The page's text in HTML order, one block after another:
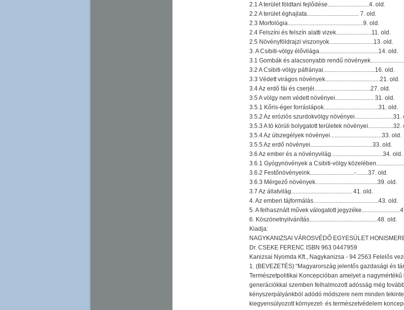
2.1 A terület földtani fejlődése............................4. old.
2.2 A terület éghajlata................................... 7. old.
2.3 Morfológia...................................................9. old.
2.4 Felszíni és felszín alatti vizek........................11. old.
2.5 Növényföldrajzi viszonyok..............................13. old.
3. A Csibiti-völgy élővilága........................................14. old.
3.1 Gombák és alacsonyabb rendű
3.2 A Csibiti-völgy páfrányai...................................16. old.
3.3 Védett virágos növények.....................................21. old.
3.4 Az erdő fái és cserjéi......................................27. old.
3.5 A völgy nem védett növényei.......................... 31. old.
3.5.1 Kőris-éger forráslápok.....................................31. old.
3.5.2 Az eróziós szurdokvölgy növényei..........................31.
3.5.3 A tó körüli bolygatott területek növényei.................32.
3.5.4 Az útszegélyek növényei...................................33. old.
3.5.5 Az erdő növényei..........................................33. old.
3.6 Az ember és a növényvilág...................................34. old.
3.6.1 Gyógynövények a Csibiti-völgy
3.6.2 Festőnövényeink..............................-........37. old.
3.6.3 Mérgező növények..........................................39. old.
3.7 Az állatvilág......................................... 41. old.
4. Az emberi tájformálás............................................43. old.
5. A felhasznált művek válogatott
6. Köszönetnyilvánítás..............................................48. old.
Kiadja:
NAGYKANIZSAI VÁROSVÉDŐ EGYESÜLET
Dr. CSEKE FERENC ISBN 963 0447959
Kanizsai Nyomda Kft., Nagykanizsa - 94 2563 Felelős
1. (BEVEZETÉS) “Magyarország jelentős gazdasági és
Természetpolitikai Koncepcióban amelyet a
generációkkal szemben felhalmozott adósság még
kényszerpályánkból adódó módszere nem minden
kiegyensúlyozott környezet- és természetvédelem